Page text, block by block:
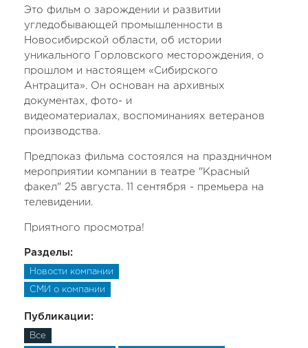
Это фильм о зарождении и развитии
угледобывающей промышленности в
Новосибирской области, об истории
уникального Горловского месторождения, о
прошлом и настоящем «Сибирского
Антрацита». Он основан на архивных
документах, фото- и
видеоматериалах, воспоминаниях ветеранов
производства.
Предпоказ фильма состоялся на праздничном
мероприятии компании в театре "Красный
факел" 25 августа. 11 сентября - премьера на
телевидении.
Приятного просмотра!
Разделы:
Новости компании
СМИ о компании
Публикации:
Все